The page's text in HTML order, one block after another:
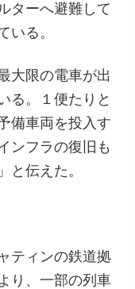
ターへ避難して
いる。
大限の電車が出
る。１便たりと
備車両を投入す
ンフラの復旧も
と伝えた。
ティンの鉄道拠
り、一部の列車